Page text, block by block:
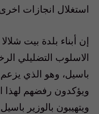
استغلال انجازات
إن أبناء بلدة بيت
الاسلوب التضليلي
باسيل، وهو الذي يزعم
ويؤكدون رفضهم لهذا
ويتهيبون بالوزير